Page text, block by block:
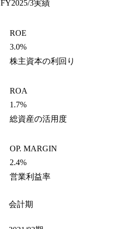
FY2025/3実績
ROE
3.0%
株主資本の利回り
ROA
1.7%
総資産の活用度
OP. MARGIN
2.4%
営業利益率
会計期